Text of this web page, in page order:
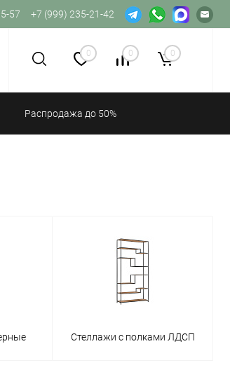
57 +7 (999) 235-21-42
0 0 0
Распродажа до 50%
Стеллажи с полками ЛДСП